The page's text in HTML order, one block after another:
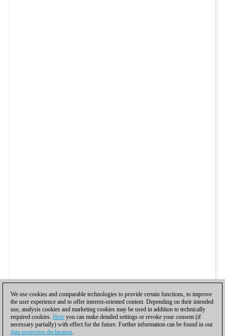
We use cookies and comparable technologies to provide certain functions, to improve
the user experience and to offer interest-oriented content. Depending on their intended
use, analysis cookies and marketing cookies may be used in addition to technically
required cookies. Here you can make detailed settings or revoke your consent (if
necessary partially) with effect for the future. Further information can be found in our
data protection declaration.